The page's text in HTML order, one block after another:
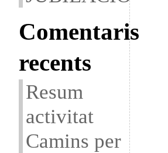
Comentaris
recents
Resum
activitat
Camins per